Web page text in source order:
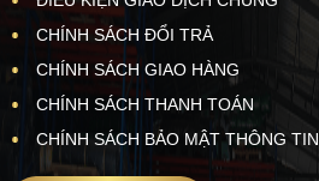
CHÍNH SÁCH ĐỔI TRẢ
CHÍNH SÁCH GIAO HÀNG
CHÍNH SÁCH THANH TOÁN
CHÍNH SÁCH BẢO MẬT THÔNG TIN